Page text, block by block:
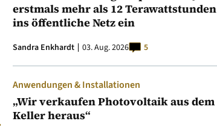
erstmals mehr als 12 Terawattstunden
ins öffentliche Netz ein
Sandra Enkhardt 03. Aug. 2026 5
Anwendungen & Installationen
„Wir verkaufen Photovoltaik aus dem
Keller heraus“